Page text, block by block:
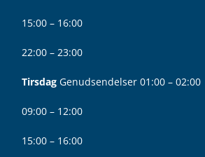
15:00 – 16:00
22:00 – 23:00
Tirsdag Genudsendelser 01:00 – 02:00
09:00 – 12:00
15:00 – 16:00